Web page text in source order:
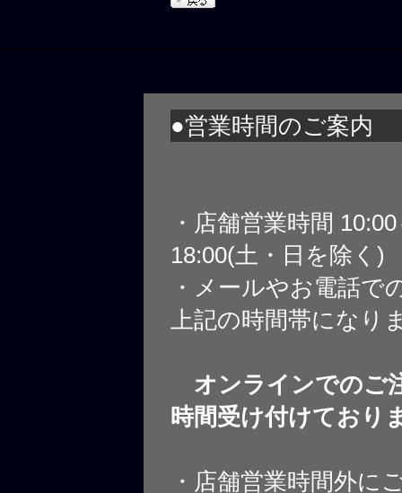
●営業時間のご案内
・店舗営業時間
18:00(土・日を除く)
・メールやお電話で
上記の時間帯になり
オンラインでのご
時間受け付けており
・店舗営業時間外に